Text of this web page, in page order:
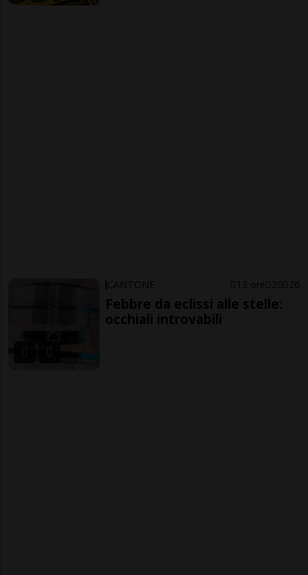
CANTONE 13 ore 20 26
Febbre da eclissi alle stelle:
occhiali introvabili